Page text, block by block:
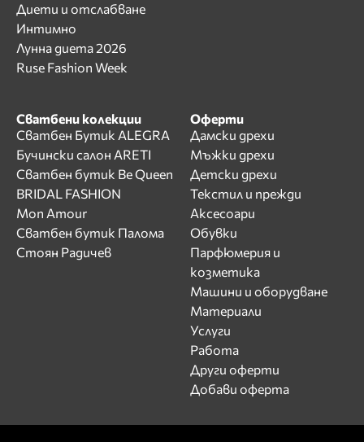
Диети и отслабване
Интимно
Лунна диета 2026
Ruse Fashion Week
Сватбени колекции
Сватбен Бутик ALEGRA
Бучински салон ARETI
Сватбен бутик Be Queen
BRIDAL FASHION
Mon Amour
Сватбен бутик Палома
Стоян Радичев
Оферти
Дамски дрехи
Мъжки дрехи
Детски дрехи
Текстил и прежди
Аксесоари
Обувки
Парфюмерия и
козметика
Машини и оборудване
Материали
Услуги
Работа
Други оферти
Добави оферта